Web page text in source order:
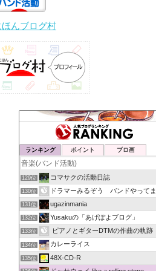
ほんブログ村
ランキング ポイント ブロ画
129位 コマサクの活動日誌
130位 ドラマーみるぞう バンドやってまするぅ
131位 ugazinmania
132位 Yusakuの「あげぽよブログ」
133位 ピアノとギターDTMの作曲の軌跡
134位 カレーライス
135位 48X-CD-R